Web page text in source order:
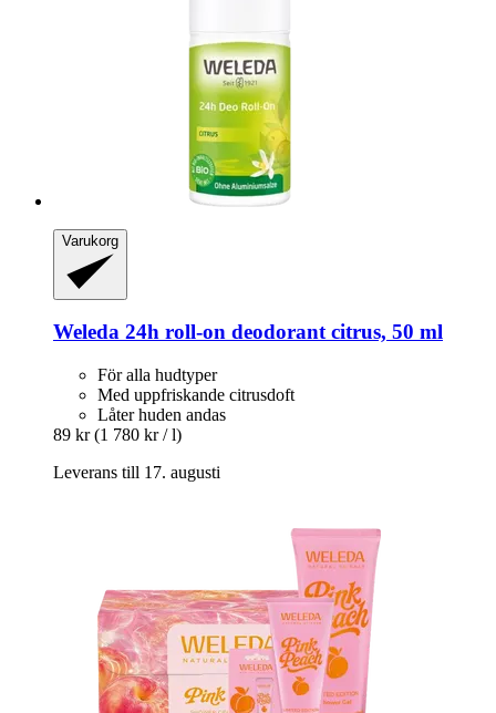
Varukorg
Weleda 24h roll-​on deodorant citrus, 50 ml
För alla hudtyper
Med uppfriskande citrusdoft
Låter huden andas
89 kr (1 780 kr / l)
Leverans till 17. augusti